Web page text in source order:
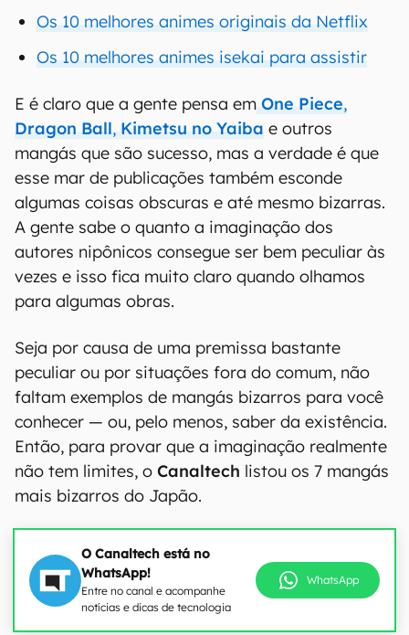
Os 10 melhores animes originais da Netflix
Os 10 melhores animes isekai para assistir
E é claro que a gente pensa em One Piece,
Dragon Ball, Kimetsu no Yaiba e outros
mangás que são sucesso, mas a verdade é que
esse mar de publicações também esconde
algumas coisas obscuras e até mesmo bizarras.
A gente sabe o quanto a imaginação dos
autores nipônicos consegue ser bem peculiar às
vezes e isso fica muito claro quando olhamos
para algumas obras.
Seja por causa de uma premissa bastante
peculiar ou por situações fora do comum, não
faltam exemplos de mangás bizarros para você
conhecer — ou, pelo menos, saber da existência.
Então, para provar que a imaginação realmente
não tem limites, o Canaltech listou os 7 mangás
mais bizarros do Japão.
O Canaltech está no
WhatsApp!
Entre no canal e acompanhe
notícias e dicas de tecnologia
WhatsApp